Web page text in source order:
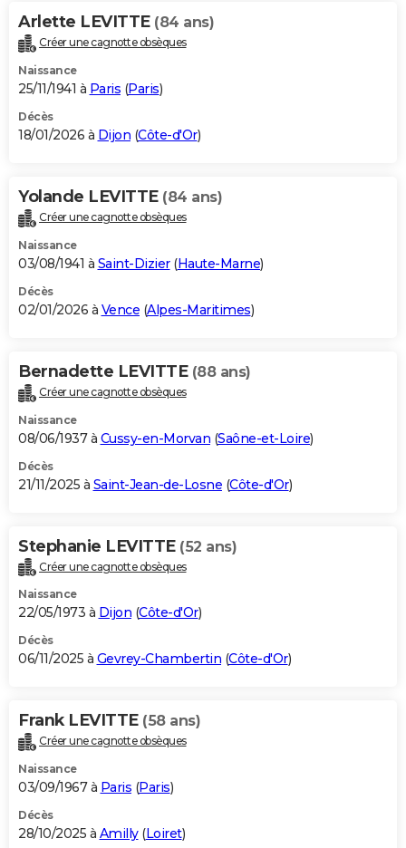
Carte de Noël
Carte Bonne année
Carte Saint-Valentin
Carte Pâques
Carte d'anniversaire
DICTIONNAIRE
Dictionnaire
Biographies
Citations
Expressions
Proverbes
PROGRAMME TV
S'inscrire
Se connecter
Lycées
Collèges
Primaires
Universités
Entreprises
Service militaire
Avis de recherche
AVIS DE DÉCÈS
Bricolage
Lifestyle
Culture
Sport
Auto
Television
Voyage
Cinema
Arlette LEVITTE (84 ans)
Créer une cagnotte obsèques
Naissance
25/11/1941 à Paris (Paris)
Décès
18/01/2026 à Dijon (Côte-d'Or)
Yolande LEVITTE (84 ans)
Créer une cagnotte obsèques
Naissance
03/08/1941 à Saint-Dizier(Haute-Marne)
Décès
02/01/2026 à Vence (Alpes-Maritimes)
Bernadette LEVITTE (88 ans)
Créer une cagnotte obsèques
Naissance
08/06/1937 à Cussy-en-Morvan (Saône-et-Loire)
Décès
21/11/2025 à Saint-Jean-de-Losne (Côte-d'Or)
Stephanie LEVITTE (52 ans)
Créer une cagnotte obsèques
Naissance
22/05/1973 à Dijon (Côte-d'Or)
Décès
06/11/2025 à Gevrey-Chambertin (Côte-d'Or)
Frank LEVITTE (58 ans)
Créer une cagnotte obsèques
Naissance
03/09/1967 à Paris (Paris)
Décès
28/10/2025 à Amilly(Loiret)